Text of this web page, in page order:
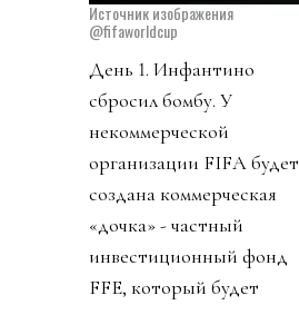
Источник изображения
@fifaworldcup
День 1. Инфантино
сбросил бомбу. У
некоммерческой
организации FIFA будет
создана коммерческая
«дочка» - частный
инвестиционный фонд
FFE, который будет